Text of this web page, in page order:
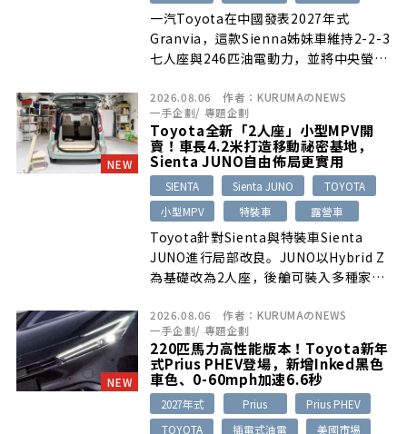
一汽Toyota在中國發表2027年式
Granvia，這款Sienna姊妹車維持2-2-3
七人座與246匹油電動力，並將中央螢幕
理、50W無線充電與更舒適的第二排座
椅。
NEW
2026.08.06 作者： KURUMAのNEWS
一手企劃/ 專題企劃
Toyota全新「2人座」小型MPV開
賣！車長4.2米打造移動祕密基地，
Sienta JUNO自由佈局更實用
SIENTA Sienta JUNO
TOYOTA
小型MPV
特裝車 露營車
Toyota針對Sienta與特裝車Sienta
JUNO進行局部改良。JUNO以Hybrid Z
為基礎改為2人座，後艙可裝入多種家具
式並調整車色、後視鏡飾件與E-Four配
備。
NEW
2026.08.06 作者： KURUMAのNEWS
一手企劃/ 專題企劃
220匹馬力高性能版本！Toyota新年
式Prius PHEV登場，新增Inked黑色
車色、0-60mph加速6.6秒
2027年式 Prius
Prius PHEV
TOYOTA
插電式油電 美國市場